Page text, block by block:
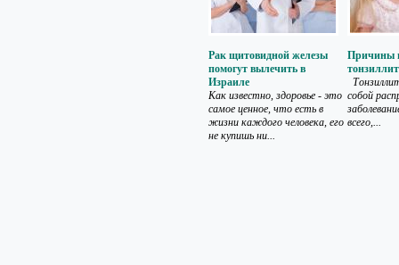
Рак щитовидной железы
помогут вылечить в
Израиле
Как известно, здоровье - это
самое ценное, что есть в
жизни каждого человека, его
не купишь ни...
Причины
собой
всего,...